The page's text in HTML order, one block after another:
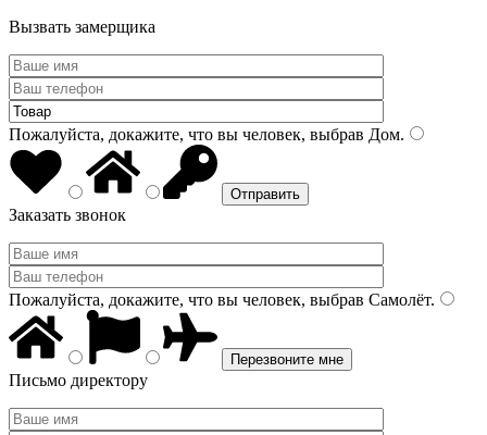
Вызвать замерщика
Пожалуйста, докажите, что вы человек, выбрав Дом.
Заказать звонок
Пожалуйста, докажите, что вы человек, выбрав Самолёт.
Письмо директору